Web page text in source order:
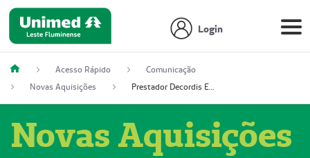
Login
Acesso Rápido
Comunicação
Novas Aquisições
Prestador Decordis Exames Cardiológicos LTDA (51004347-4)
Novas Aquisições